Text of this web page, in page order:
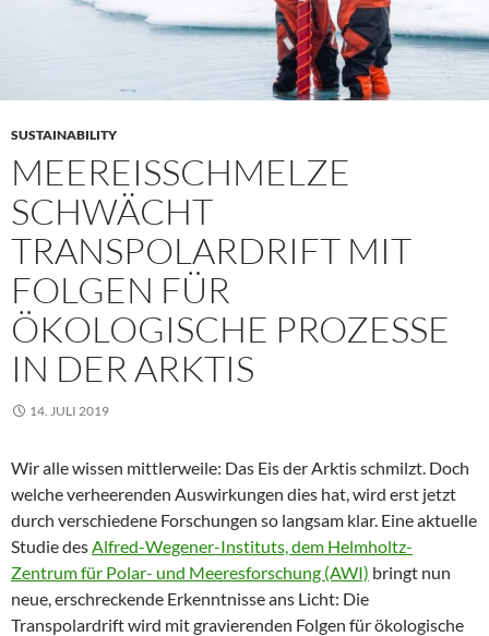
SUSTAINABILITY
MEEREISSCHMELZE
SCHWÄCHT
TRANSPOLARDRIFT MIT
FOLGEN FÜR
ÖKOLOGISCHE PROZESSE
IN DER ARKTIS
14. JULI 2019
Wir alle wissen mittlerweile: Das Eis der Arktis schmilzt. Doch
welche verheerenden Auswirkungen dies hat, wird erst jetzt
durch verschiedene Forschungen so langsam klar. Eine aktuelle
Studie desAlfred-Wegener-Instituts, dem Helmholtz-
Zentrum für Polar- und Meeresforschung (AWI) bringt nun
neue, erschreckende Erkenntnisse ans Licht: Die
Transpolardrift wird mit gravierenden Folgen für ökologische